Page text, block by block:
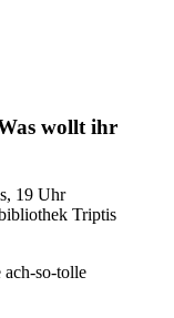
wollt ihr
19 Uhr
Triptis
ach-so-tolle